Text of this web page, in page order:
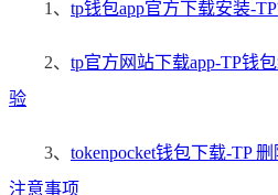
1、 tp钱包app官方下载安装-
2、 tp官方网站下载app-TP钱
验
3、 tokenpocket钱包下载-TP
注意事项